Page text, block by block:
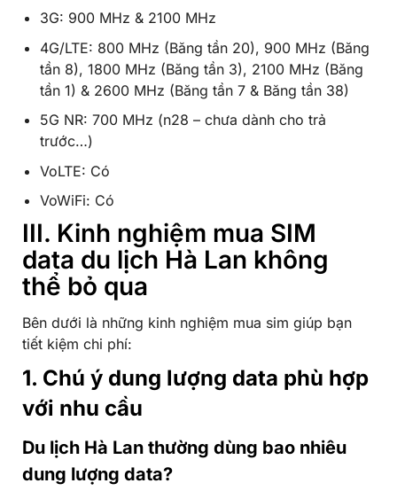
3G: 900 MHz & 2100 MHz
4G/LTE: 800 MHz (Băng tần 20), 900 MHz (Băng
tần 8), 1800 MHz (Băng tần 3), 2100 MHz (Băng
tần 1) & 2600 MHz (Băng tần 7 & Băng tần 38)
5G NR: 700 MHz (n28 – chưa dành cho trả
trước…)
VoLTE: Có
VoWiFi: Có
III. Kinh nghiệm mua SIM
data du lịch Hà Lan không
thể bỏ qua
Bên dưới là những kinh nghiệm mua sim giúp bạn
tiết kiệm chi phí:
1. Chú ý dung lượng data phù hợp
với nhu cầu
Du lịch Hà Lan thường dùng bao nhiêu
dung lượng data?